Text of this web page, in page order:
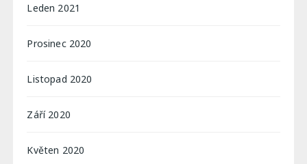
Leden 2021
Prosinec 2020
Listopad 2020
Září 2020
Květen 2020